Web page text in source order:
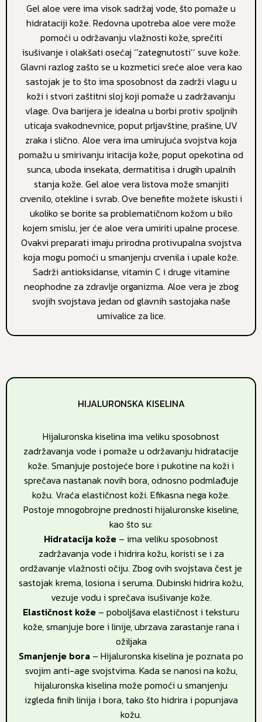
Gel aloe vere ima visok sadržaj vode, što pomaže u
hidrataciji kože. Redovna upotreba aloe vere može
pomoći u održavanju vlažnosti kože, sprečiti
isušivanje i olakšati osećaj ‘’zategnutosti’’ suve kože.
Glavni razlog zašto se u kozmetici sreće aloe vera kao
sastojak je to što ima sposobnost da zadrži vlagu u
koži i stvori zaštitni sloj koji pomaže u zadržavanju
vlage. Ova barijera je idealna u borbi protiv spoljnih
uticaja svakodnevnice, poput prljavštine, prašine, UV
zraka i slično. Aloe vera ima umirujuća svojstva koja
pomažu u smirivanju iritacija kože, poput opekotina od
sunca, uboda insekata, dermatitisa i drugih upalnih
stanja kože. Gel aloe vera listova može smanjiti
crvenilo, otekline i svrab. Ove benefite možete iskusti i
ukoliko se borite sa problematičnom kožom u bilo
kojem smislu, jer će aloe vera umiriti upalne procese.
Ovakvi preparati imaju prirodna protivupalna svojstva
koja mogu pomoći u smanjenju crvenila i upale kože.
Sadrži antioksidanse, vitamin C i druge vitamine
neophodne za zdravlje organizma. Aloe vera je zbog
svojih svojstava jedan od glavnih sastojaka naše
umivalice za lice.
HIJALURONSKA KISELINA
Hijaluronska kiselina ima veliku sposobnost
zadržavanja vode i pomaže u održavanju hidratacije
kože. Smanjuje postojeće bore i pukotine na koži i
sprečava nastanak novih bora, odnosno podmlađuje
kožu. Vraća elastičnost koži. Efikasna nega kože.
Postoje mnogobrojne prednosti hijaluronske kiseline,
kao što su:
Hidratacija kože – ima veliku sposobnost
zadržavanja vode i hidrira kožu, koristi se i za
ordžavanje vlažnosti očiju. Zbog ovih svojstava čest je
sastojak krema, losiona i seruma. Dubinski hidrira kožu,
vezuje vodu i sprečava isušivanje kože.
Elastičnost kože – poboljšava elastičnost i teksturu
kože, smanjuje bore i linije, ubrzava zarastanje rana i
ožiljaka
Smanjenje bora – Hijaluronska kiselina je poznata po
svojim anti-age svojstvima. Kada se nanosi na kožu,
hijaluronska kiselina može pomoći u smanjenju
izgleda finih linija i bora, tako što hidrira i popunjava
kožu.